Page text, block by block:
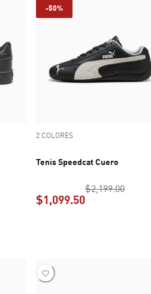
-50%
2 COLORES
Tenis Speedcat Cuero
$2,199.00
$1,099.50